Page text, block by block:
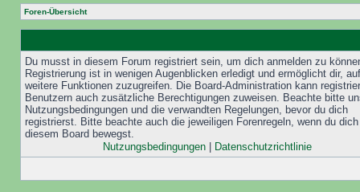
Foren-Übersicht
Du musst in diesem Forum registriert sein, um dich anmelden zu
Registrierung ist in wenigen Augenblicken erledigt und ermöglicht dir, auf
weitere Funktionen zuzugreifen. Die Board-Administration kann
Benutzern auch zusätzliche Berechtigungen zuweisen. Beachte bitte
Nutzungsbedingungen und die verwandten Regelungen, bevor du dich
registrierst. Bitte beachte auch die jeweiligen Forenregeln, wenn du
diesem Board bewegst.
Nutzungsbedingungen| Datenschutzrichtlinie